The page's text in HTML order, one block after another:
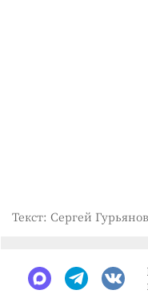
Текст: Сергей Гурьянов